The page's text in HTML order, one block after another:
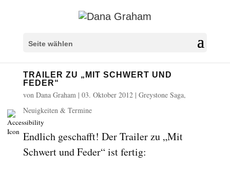
Seite wählen
TRAILER ZU „MIT SCHWERT UND
FEDER“
von Dana Graham| 03. Oktober 2012| Greystone Saga,
Neuigkeiten & Termine
Endlich geschafft! Der Trailer zu „Mit
Schwert und Feder“ ist fertig:
Überschriften markieren
settings
zoom_out Herauszoomen
zoom_in Vergrößern
remove_circle_outline Schrift verkleinern
add_circle_outline
spellcheck Lesbare Schriftart